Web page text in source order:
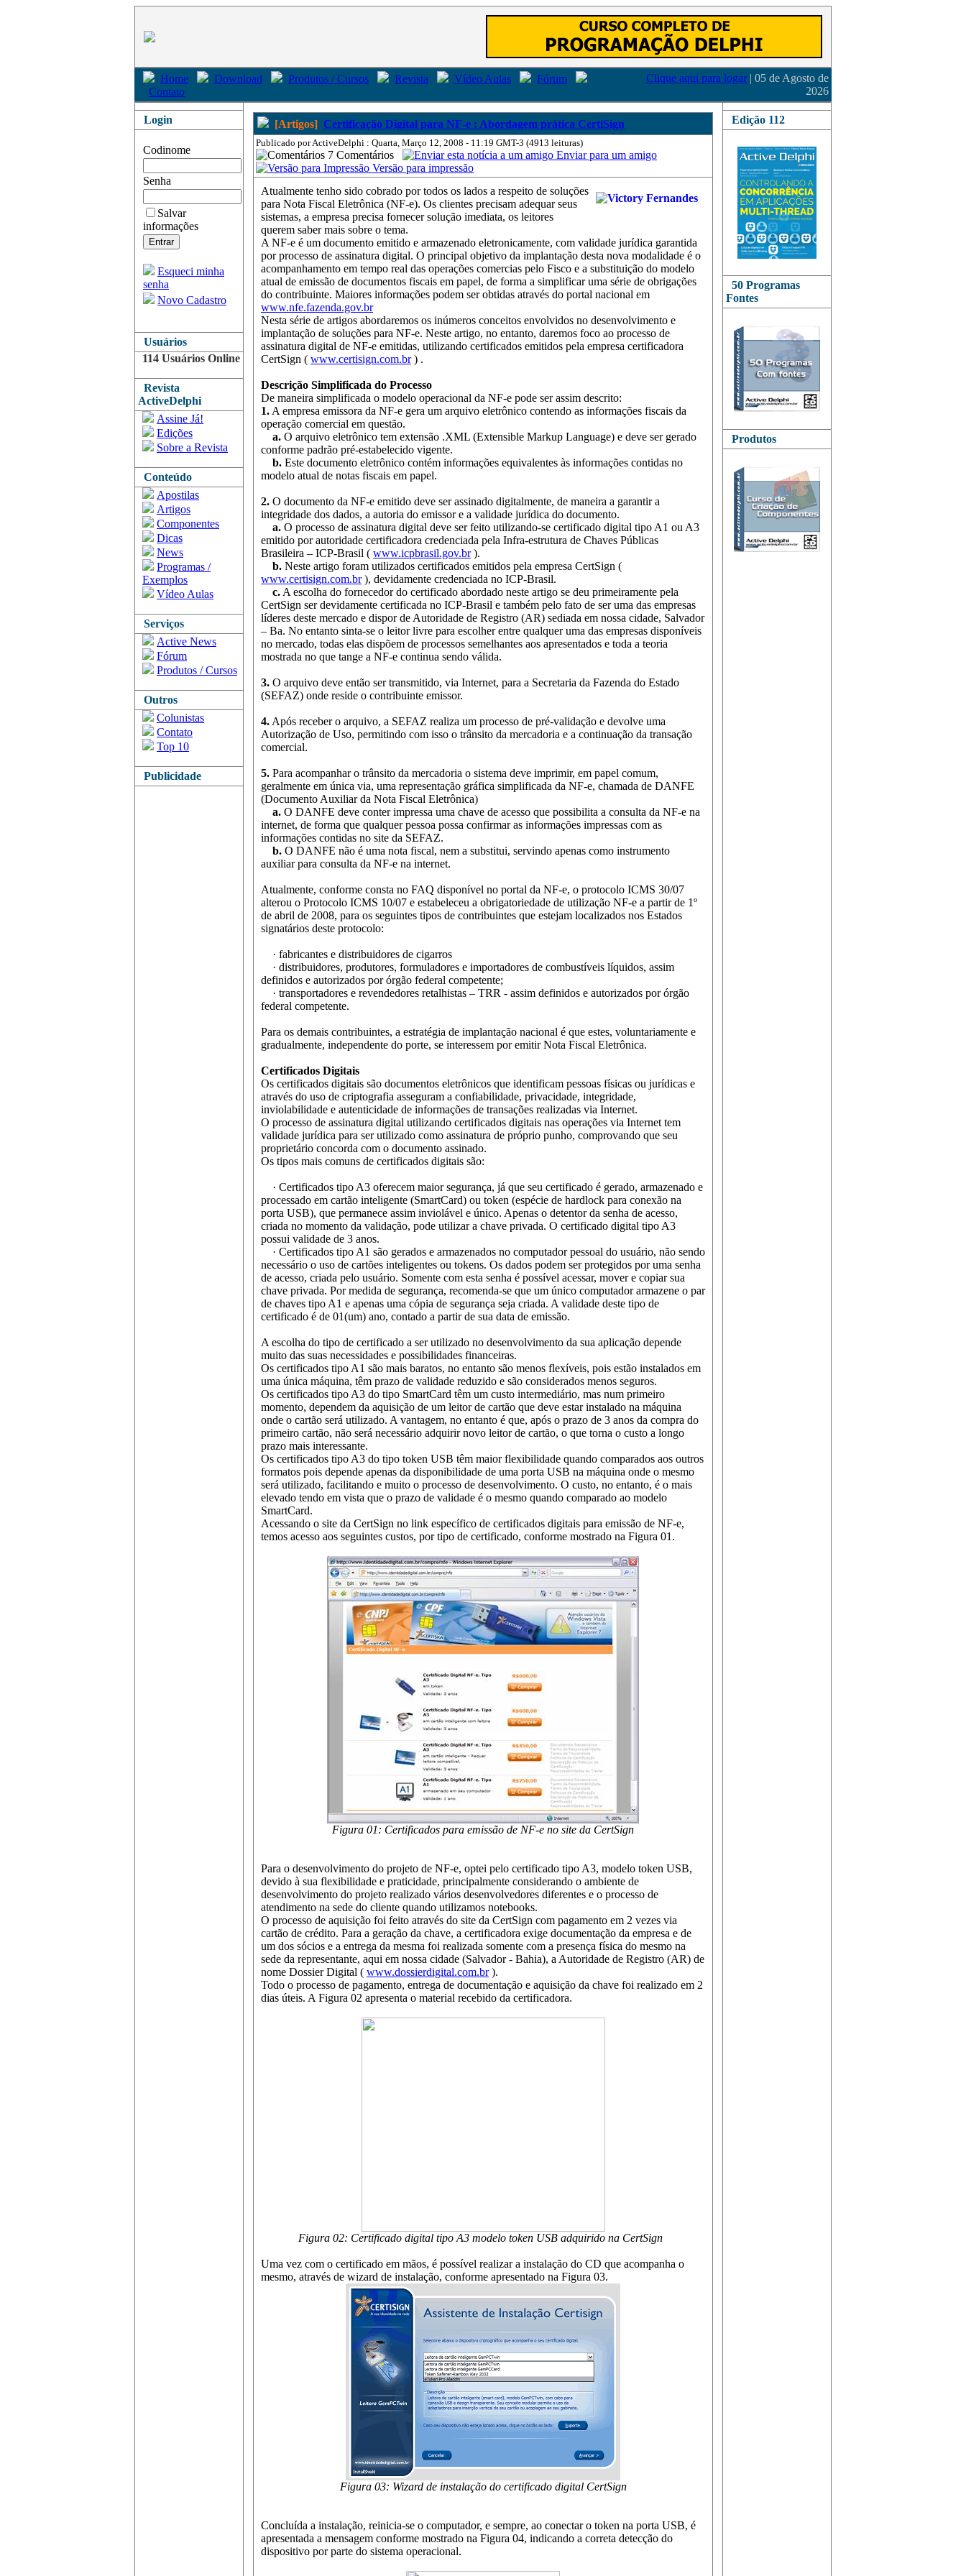
Home Download Produtos / Cursos Revista Vídeo Aulas
Fórum
Contato
Clique aqui para logar | 05 de Agosto de
2026
Login
Codinome
Senha
Salvar
informações
Esqueci minha
senha
Novo Cadastro
Usuários
114 Usuários Online
Revista
ActiveDelphi
Assine Já!
Edições
Sobre a Revista
Conteúdo
Apostilas
Artigos
Componentes
Dicas
News
Programas /
Exemplos
Vídeo Aulas
Serviços
Active News
Fórum
Produtos / Cursos
Outros
Colunistas
Contato
Top 10
Publicidade
[Artigos] Certificação Digital para NF-e : Abordagem prática CertiSign
Publicado por ActiveDelphi : Quarta, Março 12, 2008 - 11:19 GMT-3 (4913 leituras)
7 Comentários
Enviar para um amigo
Versão para impressão
Atualmente tenho sido cobrado por todos os lados a respeito de soluções
para Nota Fiscal Eletrônica (NF-e). Os clientes precisam adequar seus
sistemas, a empresa precisa fornecer solução imediata, os leitores
querem saber mais sobre o tema.
A NF-e é um documento emitido e armazenado eletronicamente, com validade jurídica garantida
por processo de assinatura digital. O principal objetivo da implantação desta nova modalidade é o
acompanhamento em tempo real das operações comercias pelo Fisco e a substituição do modelo
atual de emissão de documentos fiscais em papel, de forma a simplificar uma série de obrigações
do contribuinte. Maiores informações podem ser obtidas através do portal nacional em
www.nfe.fazenda.gov.br
Nesta série de artigos abordaremos os inúmeros conceitos envolvidos no desenvolvimento e
implantação de soluções para NF-e. Neste artigo, no entanto, daremos foco ao processo de
assinatura digital de NF-e emitidas, utilizando certificados emitidos pela empresa certificadora
CertSign ( www.certisign.com.br) .
Descrição Simplificada do Processo
De maneira simplificada o modelo operacional da NF-e pode ser assim descrito:
1. A empresa emissora da NF-e gera um arquivo eletrônico contendo as informações fiscais da
operação comercial em questão.
a. O arquivo eletrônico tem extensão .XML (Extensible Markup Language) e deve ser gerado
conforme padrão pré-estabelecido vigente.
b. Este documento eletrônico contém informações equivalentes às informações contidas no
modelo atual de notas fiscais em papel.
2. O documento da NF-e emitido deve ser assinado digitalmente, de maneira a garantir a
integridade dos dados, a autoria do emissor e a validade jurídica do documento.
a. O processo de assinatura digital deve ser feito utilizando-se certificado digital tipo A1 ou A3
emitido por autoridade certificadora credenciada pela Infra-estrutura de Chaves Públicas
Brasileira – ICP-Brasil ( www.icpbrasil.gov.br).
b. Neste artigo foram utilizados certificados emitidos pela empresa CertSign (
www.certisign.com.br), devidamente credenciada no ICP-Brasil.
c. A escolha do fornecedor do certificado abordado neste artigo se deu primeiramente pela
CertSign ser devidamente certificada no ICP-Brasil e também pelo fato de ser uma das empresas
líderes deste mercado e dispor de Autoridade de Registro (AR) sediada em nossa cidade, Salvador
– Ba. No entanto sinta-se o leitor livre para escolher entre qualquer uma das empresas disponíveis
no mercado, todas elas dispõem de processos semelhantes aos apresentados e toda a teoria
mostrada no que tange a NF-e continua sendo válida.
3. O arquivo deve então ser transmitido, via Internet, para a Secretaria da Fazenda do Estado
(SEFAZ) onde reside o contribuinte emissor.
4. Após receber o arquivo, a SEFAZ realiza um processo de pré-validação e devolve uma
Autorização de Uso, permitindo com isso o trânsito da mercadoria e a continuação da transação
comercial.
5. Para acompanhar o trânsito da mercadoria o sistema deve imprimir, em papel comum,
geralmente em única via, uma representação gráfica simplificada da NF-e, chamada de DANFE
(Documento Auxiliar da Nota Fiscal Eletrônica)
a. O DANFE deve conter impressa uma chave de acesso que possibilita a consulta da NF-e na
internet, de forma que qualquer pessoa possa confirmar as informações impressas com as
informações contidas no site da SEFAZ.
b. O DANFE não é uma nota fiscal, nem a substitui, servindo apenas como instrumento
auxiliar para consulta da NF-e na internet.
Atualmente, conforme consta no FAQ disponível no portal da NF-e, o protocolo ICMS 30/07
alterou o Protocolo ICMS 10/07 e estabeleceu a obrigatoriedade de utilização NF-e a partir de 1º
de abril de 2008, para os seguintes tipos de contribuintes que estejam localizados nos Estados
signatários deste protocolo:
· fabricantes e distribuidores de cigarros
· distribuidores, produtores, formuladores e importadores de combustíveis líquidos, assim
definidos e autorizados por órgão federal competente;
· transportadores e revendedores retalhistas – TRR - assim definidos e autorizados por órgão
federal competente.
Para os demais contribuintes, a estratégia de implantação nacional é que estes, voluntariamente e
gradualmente, independente do porte, se interessem por emitir Nota Fiscal Eletrônica.
Certificados Digitais
Os certificados digitais são documentos eletrônicos que identificam pessoas físicas ou jurídicas e
através do uso de criptografia asseguram a confiabilidade, privacidade, integridade,
inviolabilidade e autenticidade de informações de transações realizadas via Internet.
O processo de assinatura digital utilizando certificados digitais nas operações via Internet tem
validade jurídica para ser utilizado como assinatura de próprio punho, comprovando que seu
proprietário concorda com o documento assinado.
Os tipos mais comuns de certificados digitais são:
· Certificados tipo A3 oferecem maior segurança, já que seu certificado é gerado, armazenado e
processado em cartão inteligente (SmartCard) ou token (espécie de hardlock para conexão na
porta USB), que permanece assim inviolável e único. Apenas o detentor da senha de acesso,
criada no momento da validação, pode utilizar a chave privada. O certificado digital tipo A3
possui validade de 3 anos.
· Certificados tipo A1 são gerados e armazenados no computador pessoal do usuário, não sendo
necessário o uso de cartões inteligentes ou tokens. Os dados podem ser protegidos por uma senha
de acesso, criada pelo usuário. Somente com esta senha é possível acessar, mover e copiar sua
chave privada. Por medida de segurança, recomenda-se que um único computador armazene o par
de chaves tipo A1 e apenas uma cópia de segurança seja criada. A validade deste tipo de
certificado é de 01(um) ano, contado a partir de sua data de emissão.
A escolha do tipo de certificado a ser utilizado no desenvolvimento da sua aplicação depende
muito das suas necessidades e possibilidades financeiras.
Os certificados tipo A1 são mais baratos, no entanto são menos flexíveis, pois estão instalados em
uma única máquina, têm prazo de validade reduzido e são considerados menos seguros.
Os certificados tipo A3 do tipo SmartCard têm um custo intermediário, mas num primeiro
momento, dependem da aquisição de um leitor de cartão que deve estar instalado na máquina
onde o cartão será utilizado. A vantagem, no entanto é que, após o prazo de 3 anos da compra do
primeiro cartão, não será necessário adquirir novo leitor de cartão, o que torna o custo a longo
prazo mais interessante.
Os certificados tipo A3 do tipo token USB têm maior flexibilidade quando comparados aos outros
formatos pois depende apenas da disponibilidade de uma porta USB na máquina onde o mesmo
será utilizado, facilitando e muito o processo de desenvolvimento. O custo, no entanto, é o mais
elevado tendo em vista que o prazo de validade é o mesmo quando comparado ao modelo
SmartCard.
Acessando o site da CertSign no link específico de certificados digitais para emissão de NF-e,
temos acesso aos seguintes custos, por tipo de certificado, conforme mostrado na Figura 01.
Figura 01: Certificados para emissão de NF-e no site da CertSign
Para o desenvolvimento do projeto de NF-e, optei pelo certificado tipo A3, modelo token USB,
devido à sua flexibilidade e praticidade, principalmente considerando o ambiente de
desenvolvimento do projeto realizado vários desenvolvedores diferentes e o processo de
atendimento na sede do cliente quando utilizamos notebooks.
O processo de aquisição foi feito através do site da CertSign com pagamento em 2 vezes via
cartão de crédito. Para a geração da chave, a certificadora exige documentação da empresa e de
um dos sócios e a entrega da mesma foi realizada somente com a presença física do mesmo na
sede da representante, aqui em nossa cidade (Salvador - Bahia), a Autoridade de Registro (AR) de
nome Dossier Digital ( www.dossierdigital.com.br).
Todo o processo de pagamento, entrega de documentação e aquisição da chave foi realizado em 2
dias úteis. A Figura 02 apresenta o material recebido da certificadora.
Figura 02: Certificado digital tipo A3 modelo token USB adquirido na CertSign
Uma vez com o certificado em mãos, é possível realizar a instalação do CD que acompanha o
mesmo, através de wizard de instalação, conforme apresentado na Figura 03.
Figura 03: Wizard de instalação do certificado digital CertSign
Concluída a instalação, reinicia-se o computador, e sempre, ao conectar o token na porta USB, é
apresentada a mensagem conforme mostrado na Figura 04, indicando a correta detecção do
dispositivo por parte do sistema operacional.
Edição 112
50 Programas
Fontes
Produtos